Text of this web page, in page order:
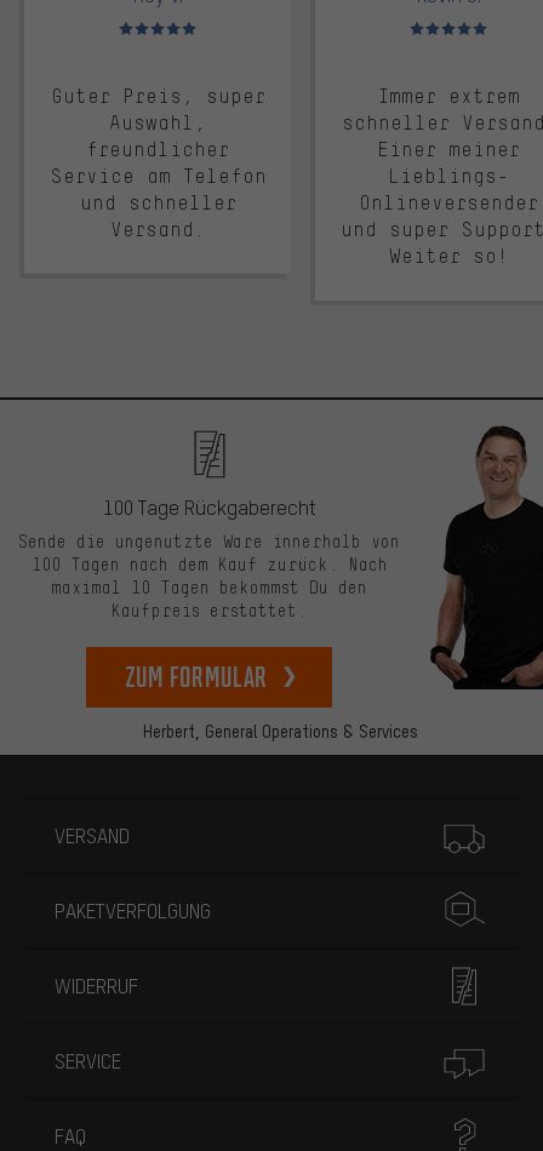
Bewertungen: 5 von 5
Guter Preis, super
Auswahl,
freundlicher
Service am Telefon
und schneller
Versand.
Bewertungen: 5 von 5
Immer extrem
schneller
Einer meiner
Lieblings-
Onlineversender
und super
Weiter so!
Herbert, General Operations & Services
100 Tage Rückgaberecht
Sende die ungenutzte Ware innerhalb von
100 Tagen nach dem Kauf zurück. Nach
maximal 10 Tagen bekommst Du den
Kaufpreis erstattet.
zum Formular
VERSAND
PAKETVERFOLGUNG
WIDERRUF
SERVICE
FAQ